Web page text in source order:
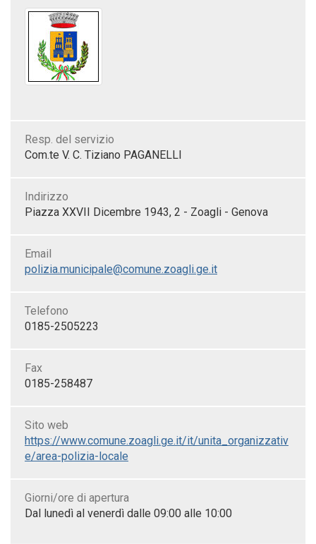
Resp. del servizio
Com.te V. C. Tiziano PAGANELLI
Indirizzo
Piazza XXVII Dicembre 1943, 2 - Zoagli - Genova
Email
polizia.municipale@comune.zoagli.ge.it
Telefono
0185-2505223
Fax
0185-258487
Sito web
https://www.comune.zoagli.ge.it/it/unita_organizzativ
e/area-polizia-locale
Giorni/ore di apertura
Dal lunedì al venerdì dalle 09:00 alle 10:00